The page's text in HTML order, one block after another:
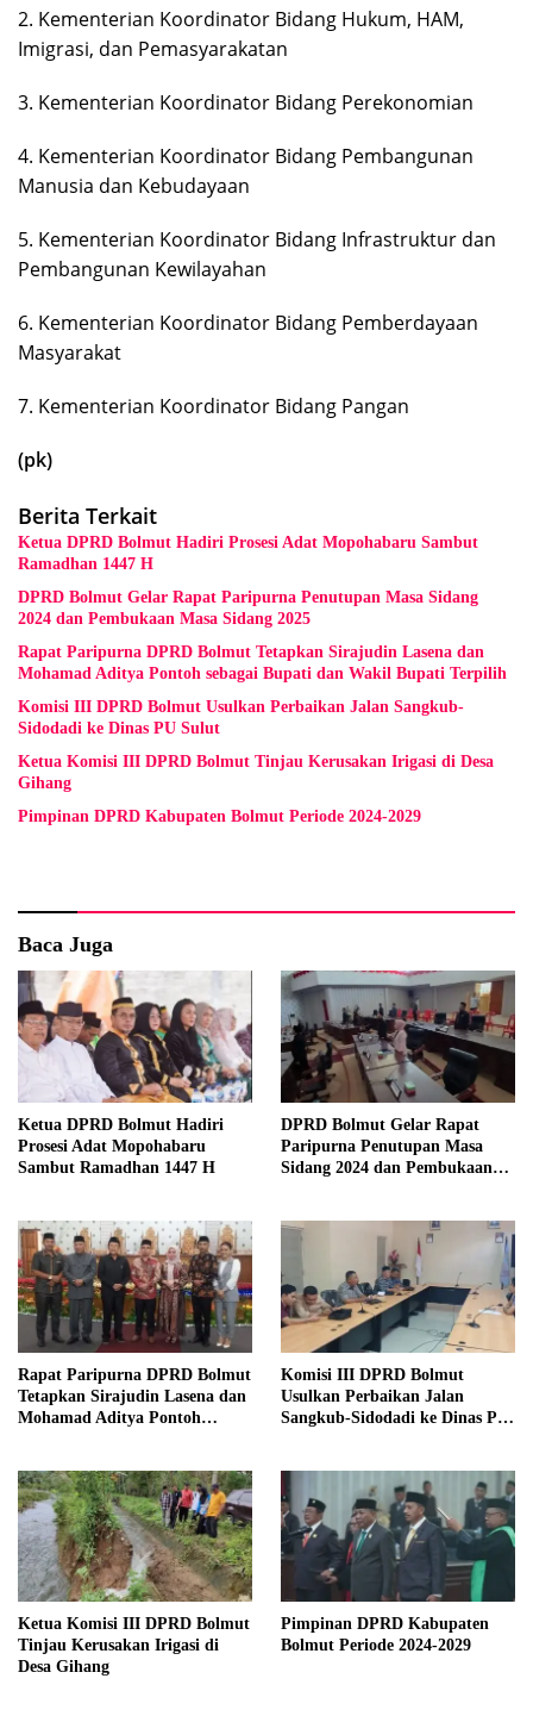
2. Kementerian Koordinator Bidang Hukum, HAM,
Imigrasi, dan Pemasyarakatan
3. Kementerian Koordinator Bidang Perekonomian
4. Kementerian Koordinator Bidang Pembangunan
Manusia dan Kebudayaan
5. Kementerian Koordinator Bidang Infrastruktur dan
Pembangunan Kewilayahan
6. Kementerian Koordinator Bidang Pemberdayaan
Masyarakat
7. Kementerian Koordinator Bidang Pangan
(pk)
Berita Terkait
Ketua DPRD Bolmut Hadiri Prosesi Adat Mopohabaru Sambut
Ramadhan 1447 H
DPRD Bolmut Gelar Rapat Paripurna Penutupan Masa Sidang
2024 dan Pembukaan Masa Sidang 2025
Rapat Paripurna DPRD Bolmut Tetapkan Sirajudin Lasena dan
Mohamad Aditya Pontoh sebagai Bupati dan Wakil Bupati Terpilih
Komisi III DPRD Bolmut Usulkan Perbaikan Jalan Sangkub-
Sidodadi ke Dinas PU Sulut
Ketua Komisi III DPRD Bolmut Tinjau Kerusakan Irigasi di Desa
Gihang
Pimpinan DPRD Kabupaten Bolmut Periode 2024-2029
Baca Juga
Ketua DPRD Bolmut Hadiri
Prosesi Adat Mopohabaru
Sambut Ramadhan 1447 H
DPRD Bolmut Gelar Rapat
Paripurna Penutupan Masa
Sidang 2024 dan Pembukaan
Rapat Paripurna DPRD Bolmut
Tetapkan Sirajudin Lasena dan
Mohamad Aditya Pontoh
Komisi III DPRD Bolmut
Usulkan Perbaikan Jalan
Sangkub-Sidodadi ke Dinas PU
Ketua Komisi III DPRD Bolmut
Tinjau Kerusakan Irigasi di
Desa Gihang
Pimpinan DPRD Kabupaten
Bolmut Periode 2024-2029